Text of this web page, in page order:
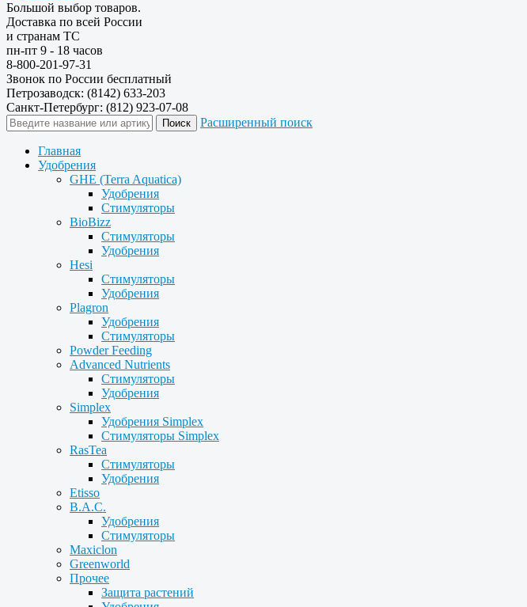
Большой выбор товаров.
Доставка по всей России
и странам ТС
пн-пт 9 - 18 часов
8-800-201-97-31
Звонок по России бесплатный
Петрозаводск: (8142) 633-203
Санкт-Петербург: (812) 923-07-08
Расширенный поиск
Главная
Удобрения
GHE (Terra Aquatica)
Удобрения
Стимуляторы
BioBizz
Стимуляторы
Удобрения
Hesi
Стимуляторы
Удобрения
Plagron
Удобрения
Стимуляторы
Powder Feeding
Advanced Nutrients
Стимуляторы
Удобрения
Simplex
Удобрения Simplex
Стимуляторы Simplex
RasTea
Стимуляторы
Удобрения
Etisso
B.A.C.
Удобрения
Стимуляторы
Maxiclon
Greenworld
Прочее
Защита растений